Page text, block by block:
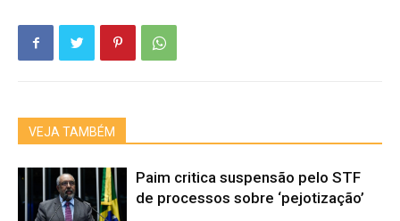
VEJA TAMBÉM
Paim critica suspensão pelo STF
de processos sobre ‘pejotização’